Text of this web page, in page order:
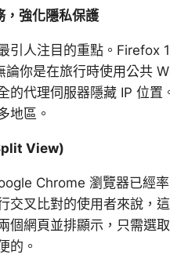
，強化隱私保護
引人注目的重點。
論你是在旅行時使用公共
的代理伺服器隱藏 IP 位置
地區。
View)
Chrome 瀏覽器已經
交叉比對的使用者來說，
個網頁並排顯示，只需選
的。